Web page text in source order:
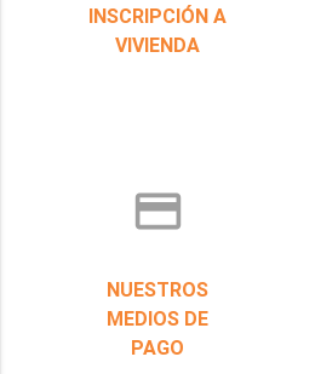
INSCRIPCIÓN A
VIVIENDA
credit_card
NUESTROS
MEDIOS DE
PAGO